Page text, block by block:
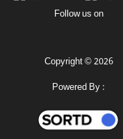
Follow us on
Copyright © 2026
Powered By :